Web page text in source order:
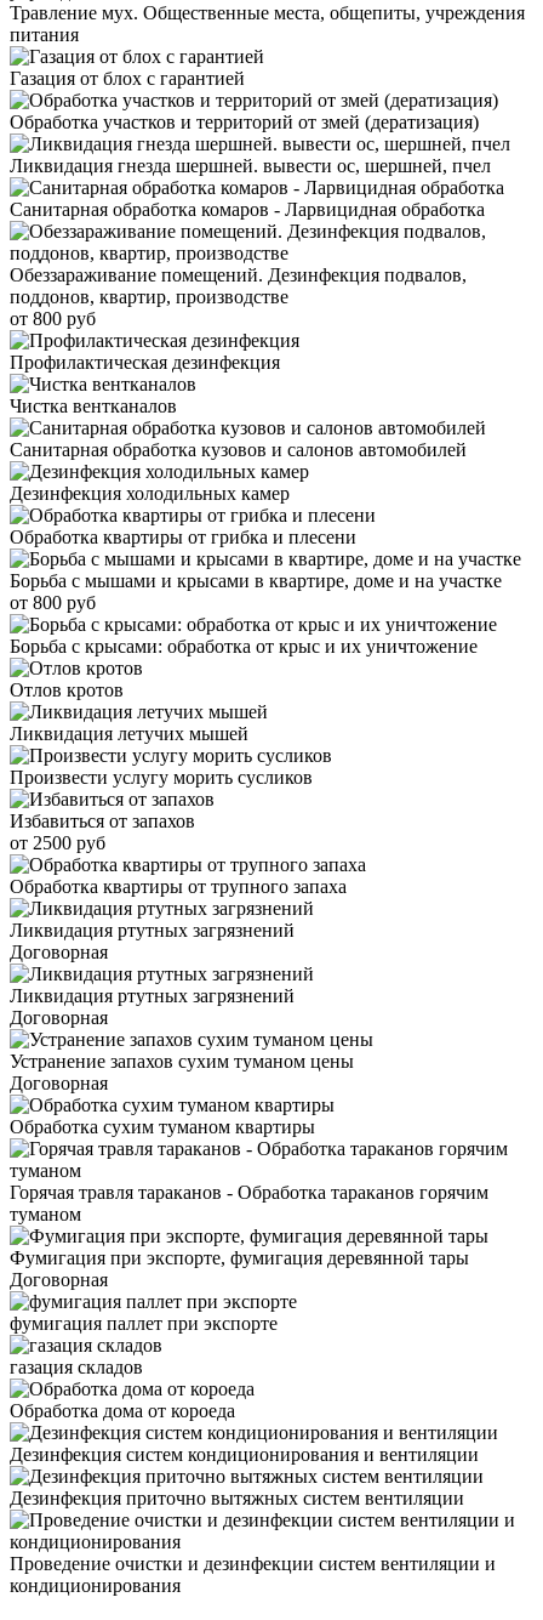
Травление мух. Общественные места, общепиты, учреждения
питания
Газация от блох с гарантией
Обработка участков и территорий от змей (дератизация)
Ликвидация гнезда шершней. вывести ос, шершней, пчел
Санитарная обработка комаров - Ларвицидная обработка
Обеззараживание помещений. Дезинфекция подвалов,
поддонов, квартир, производстве
от 800 руб
Профилактическая дезинфекция
Чистка вентканалов
Санитарная обработка кузовов и салонов автомобилей
Дезинфекция холодильных камер
Обработка квартиры от грибка и плесени
Борьба с мышами и крысами в квартире, доме и на участке
от 800 руб
Борьба с крысами: обработка от крыс и их уничтожение
Отлов кротов
Ликвидация летучих мышей
Произвести услугу морить сусликов
Избавиться от запахов
от 2500 руб
Обработка квартиры от трупного запаха
Ликвидация ртутных загрязнений
Договорная
Ликвидация ртутных загрязнений
Договорная
Устранение запахов сухим туманом цены
Договорная
Обработка сухим туманом квартиры
Горячая травля тараканов - Обработка тараканов горячим
туманом
Фумигация при экспорте, фумигация деревянной тары
Договорная
фумигация паллет при экспорте
газация складов
Обработка дома от короеда
Дезинфекция систем кондиционирования и вентиляции
Дезинфекция приточно вытяжных систем вентиляции
Проведение очистки и дезинфекции систем вентиляции и
кондиционирования